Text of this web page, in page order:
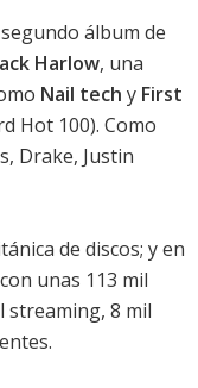
álbum de
Harlow, una
Nail tech y First
Hot 100). Como
Drake, Justin
de discos; y en
con unas 113 mil
streaming, 8 mil